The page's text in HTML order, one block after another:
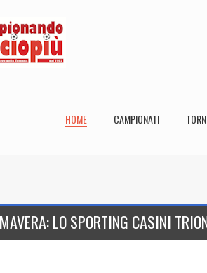
HOME CAMPIONATI
LO SPORTING CASINI